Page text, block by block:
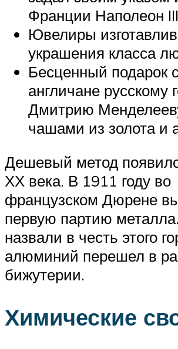
Франции Наполеон
Ювелиры
украшения класса
Бесценный подарок
англичане русскому
Дмитрию
чашами из золота и
Дешевый метод
ХХ века. В 1911 году во
французском Дюрене
первую партию
назвали в честь этого
алюминий перешел в
бижутерии.
Химические